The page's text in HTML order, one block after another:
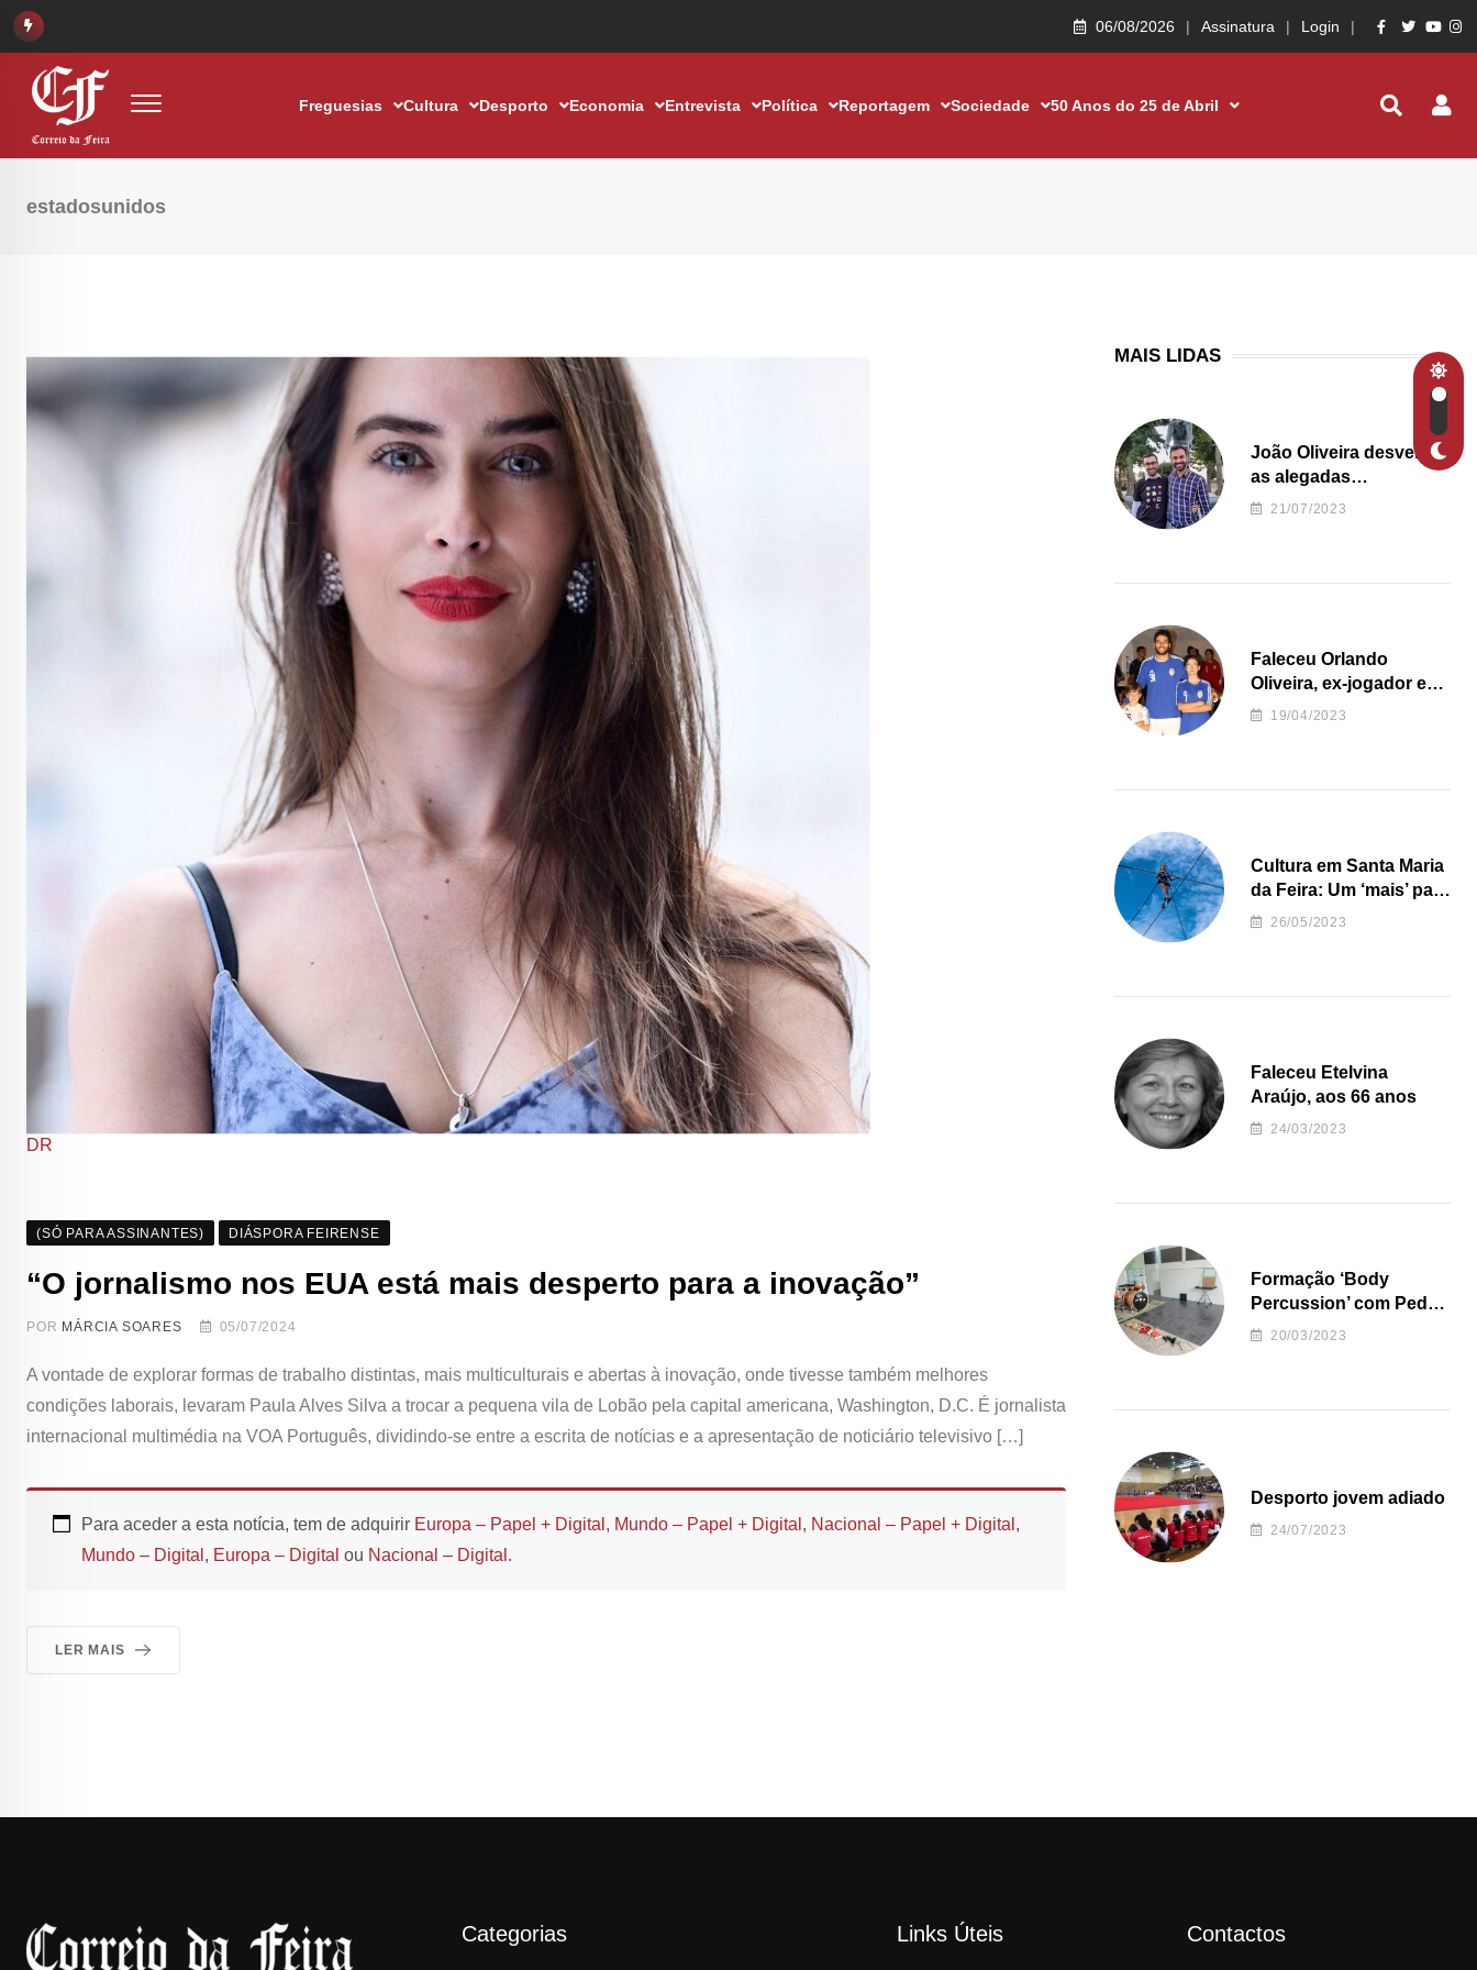
06/08/2026 Assinatura Login
Freguesias Cultura Desporto Economia Entrevista Política Reportagem Sociedade 50 Anos do 25 de Abril
estadosunidos
DR
(SÓ PARA ASSINANTES) DIÁSPORA FEIRENSE
“O jornalismo nos EUA está mais desperto para a inovação”
POR MÁRCIA SOARES 05/07/2024
A vontade de explorar formas de trabalho distintas, mais multiculturais e abertas à inovação, onde tivesse também melhores
condições laborais, levaram Paula Alves Silva a trocar a pequena vila de Lobão pela capital americana, Washington, D.C. É jornalista
internacional multimédia na VOA Português, dividindo-se entre a escrita de notícias e a apresentação de noticiário televisivo […]
Para aceder a esta notícia, tem de adquirir Europa – Papel + Digital , Mundo – Papel + Digital , Nacional – Papel + Digital ,
Mundo – Digital , Europa – Digital ou Nacional – Digital .
LER MAIS
MAIS LIDAS
João Oliveira desvenda
as alegadas
irregularidades da
21/07/2023
Faleceu Orlando
Oliveira, ex-jogador e
treinador da formação
19/04/2023
Cultura em Santa Maria
da Feira: Um ‘mais’ para
o Concelho
26/05/2023
Faleceu Etelvina
Araújo, aos 66 anos
24/03/2023
Formação ‘Body
Percussion’ com Pedro
Almeida
20/03/2023
Desporto jovem adiado
24/07/2023
Categorias Links Úteis Contactos